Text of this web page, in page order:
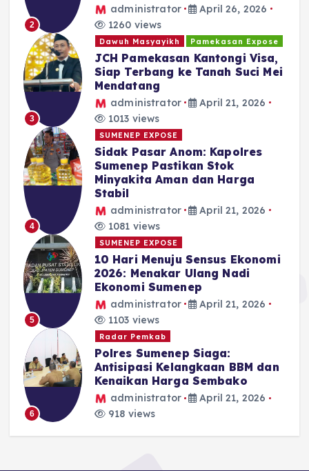
2
administrator
April 26, 2026
1260 views
3
Dawuh Masyayikh Pamekasan Expose
JCH Pamekasan Kantongi Visa,
Siap Terbang ke Tanah Suci Mei
Mendatang
administrator
April 21, 2026
1013 views
4
SUMENEP EXPOSE
Sidak Pasar Anom: Kapolres
Sumenep Pastikan Stok
Minyakita Aman dan Harga
Stabil
administrator
April 21, 2026
1081 views
5
SUMENEP EXPOSE
10 Hari Menuju Sensus Ekonomi
2026: Menakar Ulang Nadi
Ekonomi Sumenep
administrator
April 21, 2026
1103 views
6
Radar Pemkab
Polres Sumenep Siaga:
Antisipasi Kelangkaan BBM dan
Kenaikan Harga Sembako
administrator
April 21, 2026
918 views